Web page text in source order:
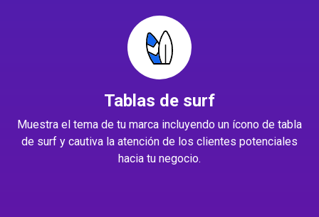
Tablas de surf
Muestra el tema de tu marca incluyendo un ícono de tabla
de surf y cautiva la atención de los clientes potenciales
hacia tu negocio.